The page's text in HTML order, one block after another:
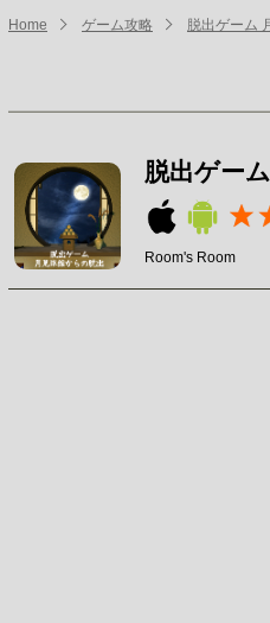
Home ゲーム攻略 脱出ゲーム
脱出ゲー
Room's Room